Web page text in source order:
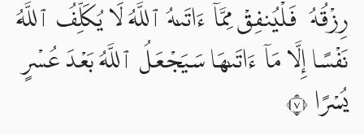
رِزْقُهُۥ فَلْيُنفِقْ مِمَّآ ءَاتَىٰهُ ٱللَّهُ لَا يُكَلِّفُ ٱللَّهُ
نَفْسًا إِلَّا مَآ ءَاتَىٰهَا سَيَجْعَلُ ٱللَّهُ بَعْدَ عُسْرٍ
يُسْرًا ٧